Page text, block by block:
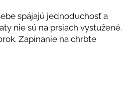
spájajú jednoduchosť a
nie sú na prsiach vystužené.
Zapínanie na chrbte